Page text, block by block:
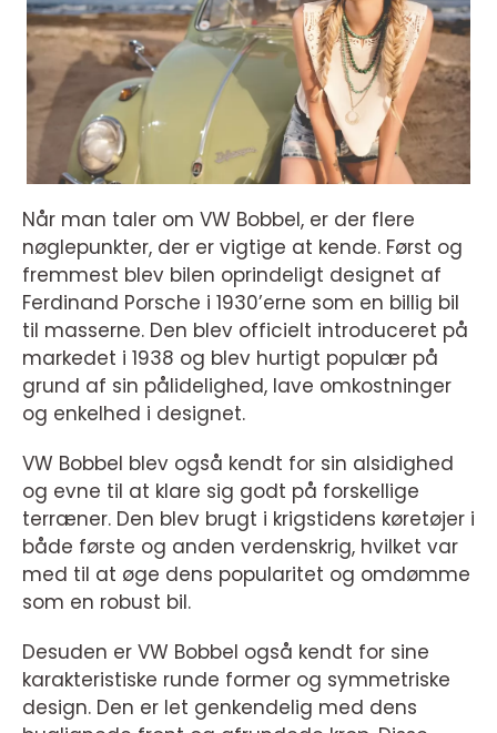
Når man taler om VW Bobbel, er der flere
nøglepunkter, der er vigtige at kende. Først og
fremmest blev bilen oprindeligt designet af
Ferdinand Porsche i 1930’erne som en billig bil
til masserne. Den blev officielt introduceret på
markedet i 1938 og blev hurtigt populær på
grund af sin pålidelighed, lave omkostninger
og enkelhed i designet.
VW Bobbel blev også kendt for sin alsidighed
og evne til at klare sig godt på forskellige
terræner. Den blev brugt i krigstidens køretøjer i
både første og anden verdenskrig, hvilket var
med til at øge dens popularitet og omdømme
som en robust bil.
Desuden er VW Bobbel også kendt for sine
karakteristiske runde former og symmetriske
design. Den er let genkendelig med dens